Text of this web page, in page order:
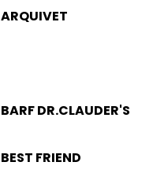
ARQUIVET
BARF DR.CLAUDER'S
BEST FRIEND